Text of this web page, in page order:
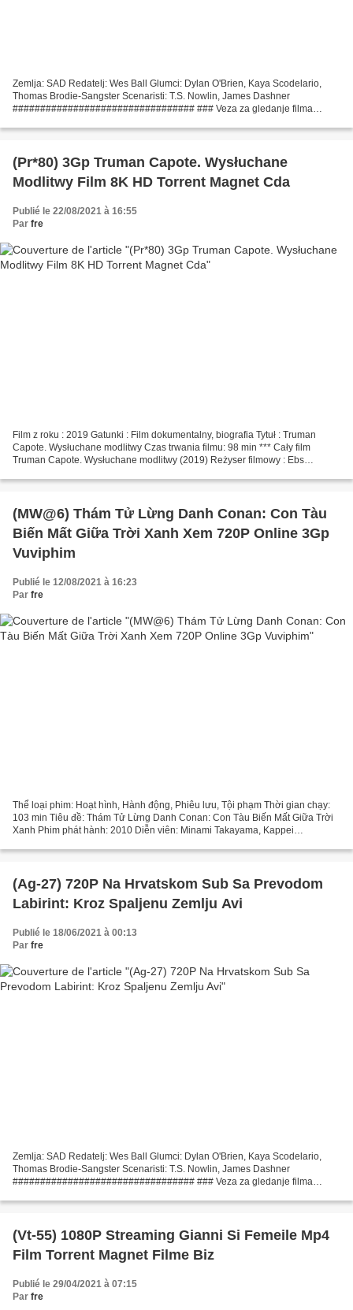
Zemlja: SAD Redatelj: Wes Ball Glumci: Dylan O'Brien, Kaya Scodelario,
Thomas Brodie-Sangster Scenaristi: T.S. Nowlin, James Dashner
################################# ### Veza za gledanje filma
#################################...
(Pr*80) 3Gp Truman Capote. Wysłuchane
Modlitwy Film 8K HD Torrent Magnet Cda
Publié le 22/08/2021 à 16:55
Par fre
Film z roku : 2019 Gatunki : Film dokumentalny, biografia Tytuł : Truman
Capote. Wysłuchane modlitwy Czas trwania filmu: 98 min *** Cały film
Truman Capote. Wysłuchane modlitwy (2019) Reżyser filmowy : Ebs
(MW@6) Thám Tử Lừng Danh Conan: Con Tàu
Biến Mất Giữa Trời Xanh Xem 720P Online 3Gp
Vuviphim
Publié le 12/08/2021 à 16:23
Par fre
Thể loại phim: Hoạt hình, Hành động, Phiêu lưu, Tội phạm Thời gian chạy:
103 min Tiêu đề: Thám Tử Lừng Danh Conan: Con Tàu Biến Mất Giữa Trời
Xanh Phim phát hành: 2010 Diễn viên: Minami Takayama, Kappei
(Ag-27) 720P Na Hrvatskom Sub Sa Prevodom
Labirint: Kroz Spaljenu Zemlju Avi
Publié le 18/06/2021 à 00:13
Par fre
Zemlja: SAD Redatelj: Wes Ball Glumci: Dylan O'Brien, Kaya Scodelario,
Thomas Brodie-Sangster Scenaristi: T.S. Nowlin, James Dashner
################################# ### Veza za gledanje filma
#################################...
(Vt-55) 1080P Streaming Gianni Si Femeile Mp4
Film Torrent Magnet Filme Biz
Publié le 29/04/2021 à 07:15
Par fre